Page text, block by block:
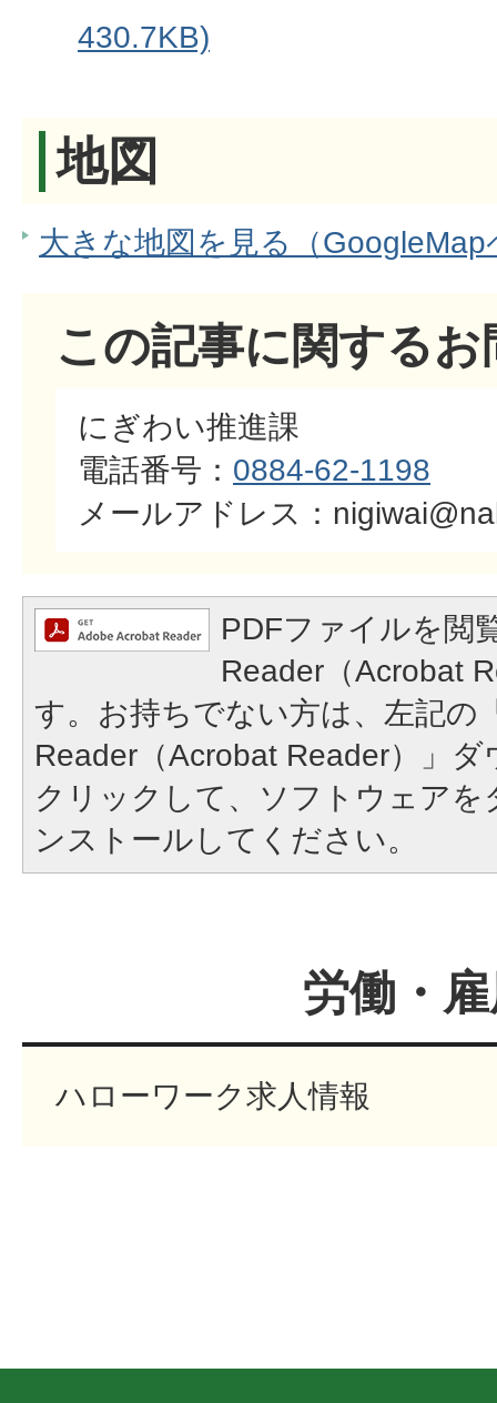
430.7KB)
地図
大きな地図を見る（GoogleMap
この記事に関する
にぎわい推進課
電話番号： 0884-62-1198
メールアドレス：
PDFファイルを閲
Reader（Acrobat
す。お持ちでない方は、左記の
Reader（Acrobat Reader）」
クリックして、ソフトウェア
ンストールしてください。
労働・
ハローワーク求人情報